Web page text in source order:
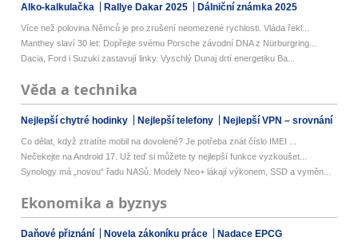
Alko-kalkulačka Rallye Dakar 2025 Dálniční známka 2025
Více než polovina Němců je pro zrušení neomezené rychlosti. Vláda řekl...
Manthey slaví 30 let: Dopřejte svému Porsche závodní DNA z Nürburgring...
Dacia, Ford i Suzuki zastavují linky. Vyschlý Dunaj drtí energetiku Ba...
Věda a technika
Nejlepší chytré hodinky Nejlepší telefony Nejlepší VPN – srovnání
Co dělat, když ztratíte mobil na dovolené? Je potřeba znát číslo IMEI ...
Nečekejte na Android 17. Už teď si můžete ty nejlepší funkce vyzkoušet...
Synology má „novou“ řadu NASů. Modely Neo+ lákají výkonem, SSD a vyměn...
Ekonomika a byznys
Daňové přiznání Novela zákoníku práce Nadace EPCG